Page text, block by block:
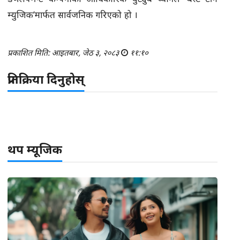
म्युजिक’मार्फत सार्वजनिक गरिएको हो ।
प्रकाशित मिति: आइतबार, जेठ ३, २०८३ ११:१०
प्रतिक्रिया दिनुहोस्
थप म्यूजिक